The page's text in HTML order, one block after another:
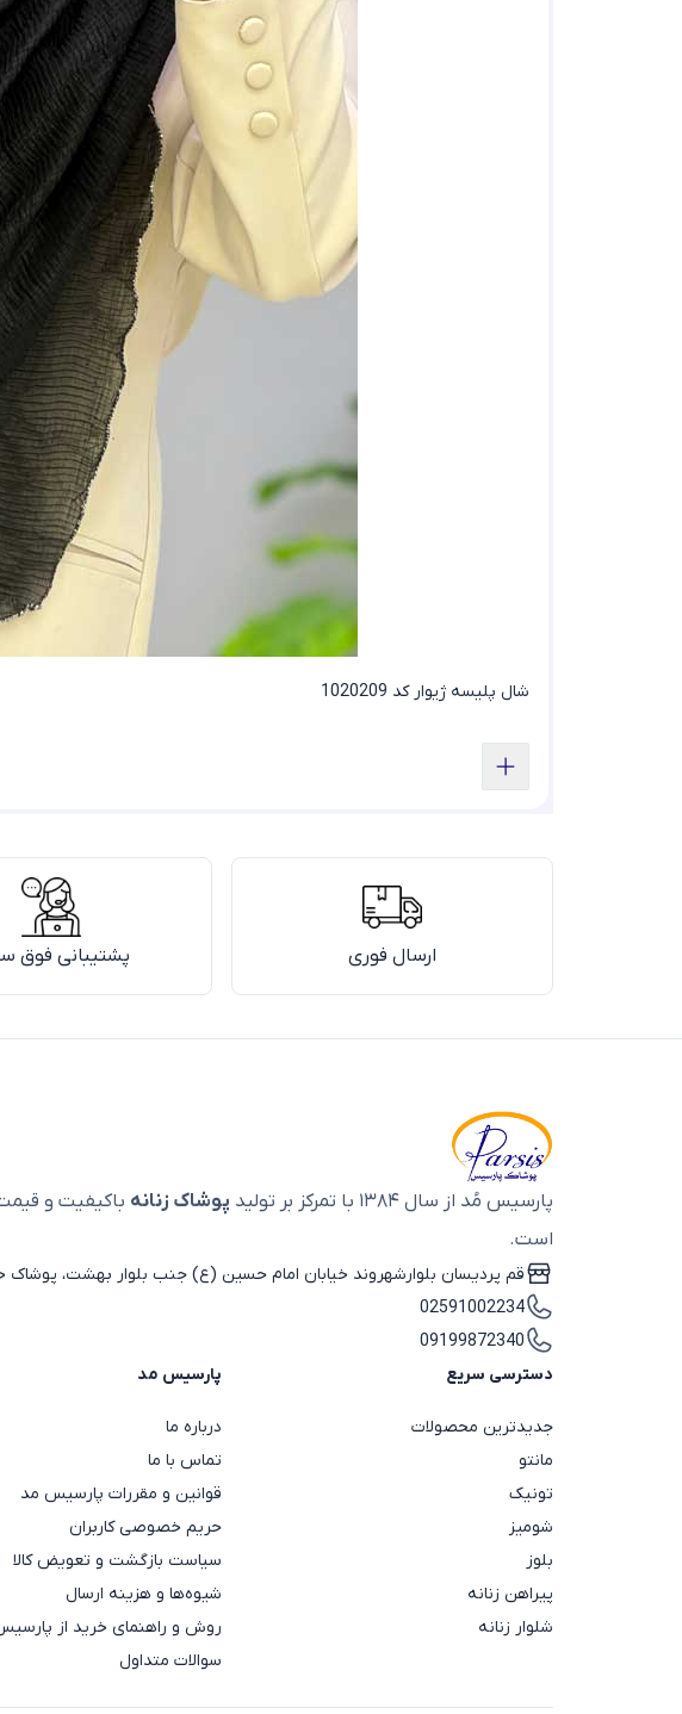
شال پلیسه ژیوار کد 1020209
ارسال فوری پشتیبانی فوق
پارسیس مُد از سال ۱۳۸۴ با تمرکز بر تولید پوشاک زنانه باکیفیت و
است.
قم پردیسان بلوارشهروند خیابان امام حسین (ع) جنب بلوار بهشت، پوشاک
02591002234
09199872340
دسترسی سریع
جدیدترین محصولات
مانتو
تونیک
شومیز
بلوز
پیراهن زنانه
شلوار زنانه
پارسیس مد
درباره ما
تماس با ما
قوانین و مقررات پارسیس مد
حریم خصوصی کاربران
سیاست بازگشت و تعویض کالا
شیوه‌ها و هزینه ارسال
روش و راهنمای خرید از
سوالات متداول